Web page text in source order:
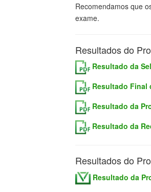
Recomendamos que
exame.
Resultados do
Resultado da
Resultado Final
Resultado da
Resultado da
Resultados do
Resultado da